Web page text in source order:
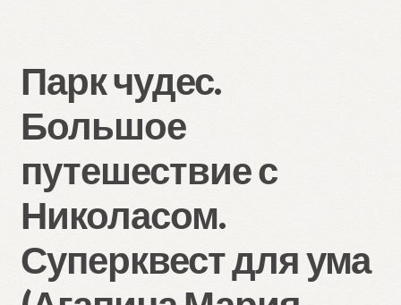
Парк чудес.
Большое
путешествие с
Николасом.
Суперквест для ума